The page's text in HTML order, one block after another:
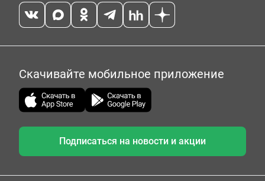
Скачивайте мобильное приложение
Подписаться на новости и акции